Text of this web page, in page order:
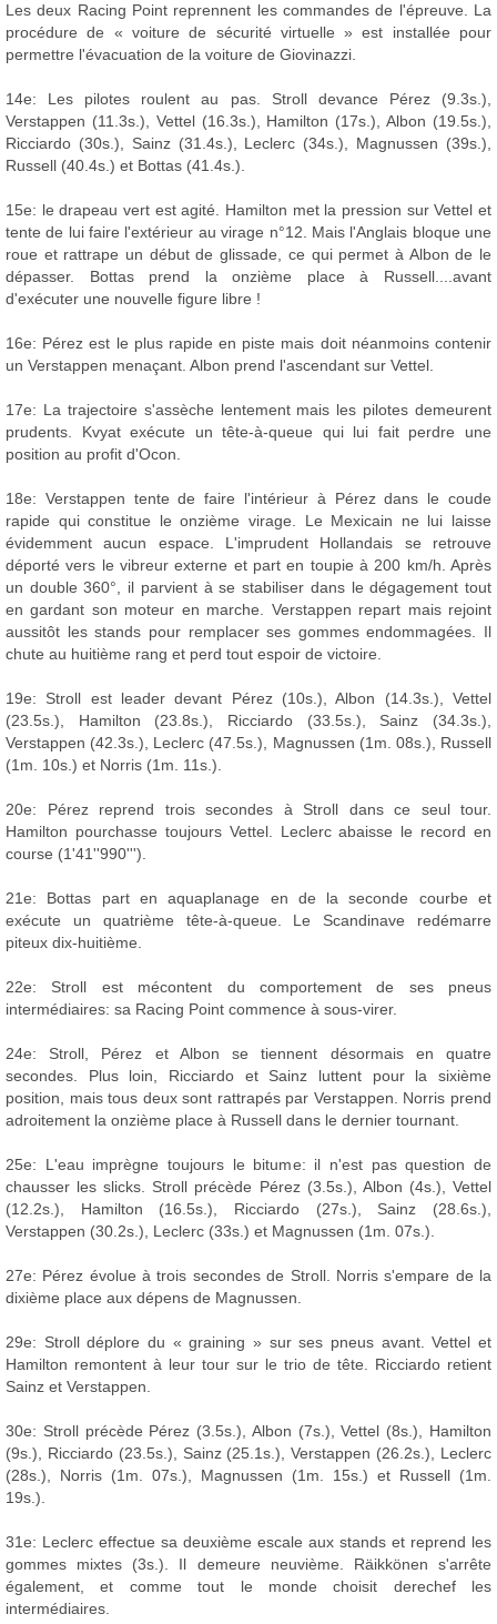
Les deux Racing Point reprennent les commandes de l'épreuve. La
procédure de « voiture de sécurité virtuelle » est installée pour
permettre l'évacuation de la voiture de Giovinazzi.
14e: Les pilotes roulent au pas. Stroll devance Pérez (9.3s.),
Verstappen (11.3s.), Vettel (16.3s.), Hamilton (17s.), Albon (19.5s.),
Ricciardo (30s.), Sainz (31.4s.), Leclerc (34s.), Magnussen (39s.),
Russell (40.4s.) et Bottas (41.4s.).
15e: le drapeau vert est agité. Hamilton met la pression sur Vettel et
tente de lui faire l'extérieur au virage n°12. Mais l'Anglais bloque une
roue et rattrape un début de glissade, ce qui permet à Albon de le
dépasser. Bottas prend la onzième place à Russell....avant
d'exécuter une nouvelle figure libre !
16e: Pérez est le plus rapide en piste mais doit néanmoins contenir
un Verstappen menaçant. Albon prend l'ascendant sur Vettel.
17e: La trajectoire s'assèche lentement mais les pilotes demeurent
prudents. Kvyat exécute un tête-à-queue qui lui fait perdre une
position au profit d'Ocon.
18e: Verstappen tente de faire l'intérieur à Pérez dans le coude
rapide qui constitue le onzième virage. Le Mexicain ne lui laisse
évidemment aucun espace. L'imprudent Hollandais se retrouve
déporté vers le vibreur externe et part en toupie à 200 km/h. Après
un double 360°, il parvient à se stabiliser dans le dégagement tout
en gardant son moteur en marche. Verstappen repart mais rejoint
aussitôt les stands pour remplacer ses gommes endommagées. Il
chute au huitième rang et perd tout espoir de victoire.
19e: Stroll est leader devant Pérez (10s.), Albon (14.3s.), Vettel
(23.5s.), Hamilton (23.8s.), Ricciardo (33.5s.), Sainz (34.3s.),
Verstappen (42.3s.), Leclerc (47.5s.), Magnussen (1m. 08s.), Russell
(1m. 10s.) et Norris (1m. 11s.).
20e: Pérez reprend trois secondes à Stroll dans ce seul tour.
Hamilton pourchasse toujours Vettel. Leclerc abaisse le record en
course (1'41''990''').
21e: Bottas part en aquaplanage en de la seconde courbe et
exécute un quatrième tête-à-queue. Le Scandinave redémarre
piteux dix-huitième.
22e: Stroll est mécontent du comportement de ses pneus
intermédiaires: sa Racing Point commence à sous-virer.
24e: Stroll, Pérez et Albon se tiennent désormais en quatre
secondes. Plus loin, Ricciardo et Sainz luttent pour la sixième
position, mais tous deux sont rattrapés par Verstappen. Norris prend
adroitement la onzième place à Russell dans le dernier tournant.
25e: L'eau imprègne toujours le bitume: il n'est pas question de
chausser les slicks. Stroll précède Pérez (3.5s.), Albon (4s.), Vettel
(12.2s.), Hamilton (16.5s.), Ricciardo (27s.), Sainz (28.6s.),
Verstappen (30.2s.), Leclerc (33s.) et Magnussen (1m. 07s.).
27e: Pérez évolue à trois secondes de Stroll. Norris s'empare de la
dixième place aux dépens de Magnussen.
29e: Stroll déplore du « graining » sur ses pneus avant. Vettel et
Hamilton remontent à leur tour sur le trio de tête. Ricciardo retient
Sainz et Verstappen.
30e: Stroll précède Pérez (3.5s.), Albon (7s.), Vettel (8s.), Hamilton
(9s.), Ricciardo (23.5s.), Sainz (25.1s.), Verstappen (26.2s.), Leclerc
(28s.), Norris (1m. 07s.), Magnussen (1m. 15s.) et Russell (1m.
19s.).
31e: Leclerc effectue sa deuxième escale aux stands et reprend les
gommes mixtes (3s.). Il demeure neuvième. Räikkönen s'arrête
également, et comme tout le monde choisit derechef les
intermédiaires.